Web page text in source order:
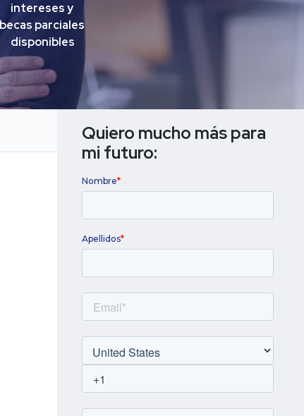
intereses y
becas parciales
disponibles
Titulación universitariaQuiero mucho más para
mi futuro: